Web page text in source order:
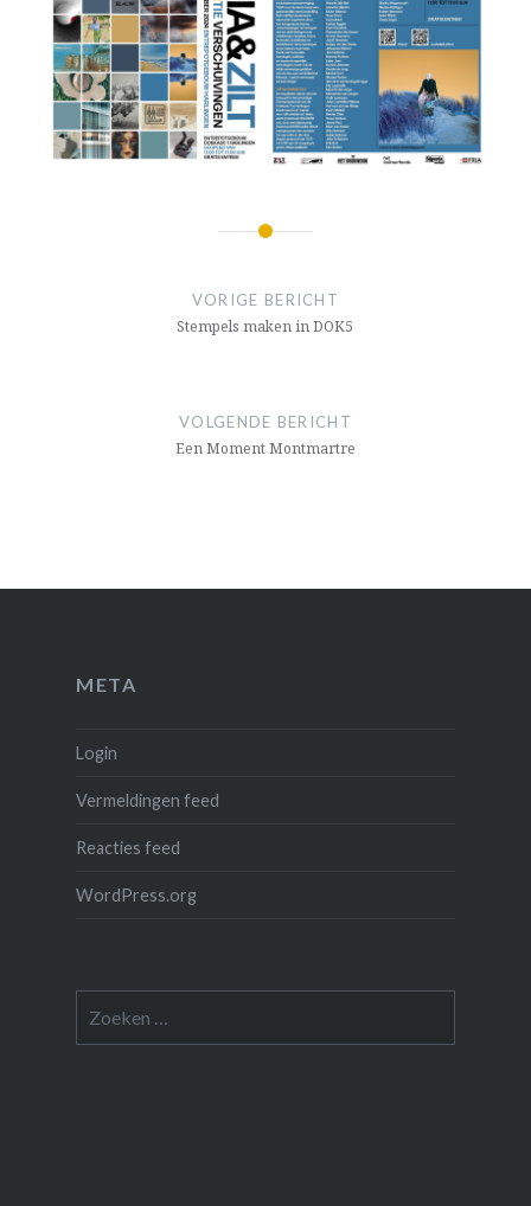
VORIGE BERICHT
Stempels maken in DOK5
VOLGENDE BERICHT
Een Moment Montmartre
META
Login
Vermeldingen feed
Reacties feed
WordPress.org
naar: